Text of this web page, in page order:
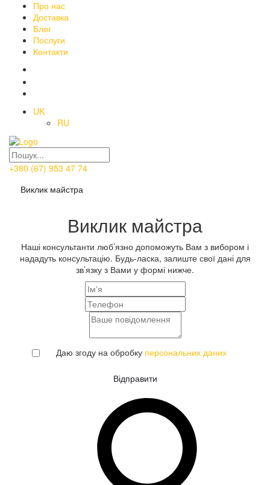
Про нас
Доставка
Блог
Послуги
Контакти
UK
RU
+380 (67) 953 47 74
Виклик майстра
Виклик майстра
Наші консультанти люб’язно допоможуть Вам з вибором і
нададуть консультацію. Будь-ласка, залиште свої дані для
зв’язку з Вами у формі нижче.
Даю згоду на обробку персональних даних
Відправити